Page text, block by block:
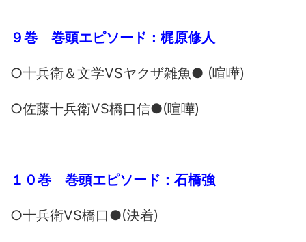
９巻 巻頭エピソード：梶原修人
○十兵衛＆文学VSヤクザ雑魚● (喧嘩)
○佐藤十兵衛VS橋口信●(喧嘩)
１０巻 巻頭エピソード：石橋強
○十兵衛VS橋口●(決着)